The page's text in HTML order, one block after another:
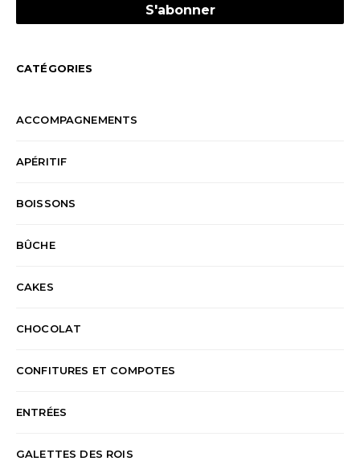
CATÉGORIES
ACCOMPAGNEMENTS
APÉRITIF
BOISSONS
BÛCHE
CAKES
CHOCOLAT
CONFITURES ET COMPOTES
ENTRÉES
GALETTES DES ROIS